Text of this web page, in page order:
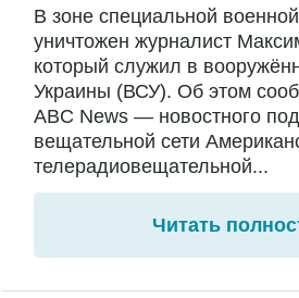
В зоне специальной
уничтожен журналист
который служил в
Украины (ВСУ). Об этом
ABC News — новостного
вещательной сети
телерадиовещательной...
Читать